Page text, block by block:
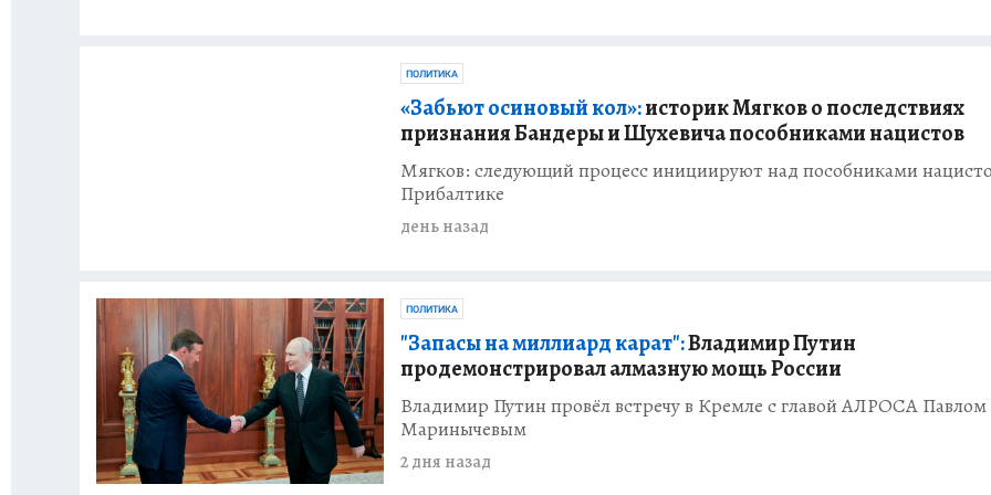
ПОЛИТИКА
«Забьют осиновый кол»:историк Мягков о последствиях
признания Бандеры и Шухевича пособниками нацистов
Мягков: следующий процесс инициируют над пособниками
Прибалтике
день назад
ПОЛИТИКА
"Запасы на миллиард карат":Владимир Путин
продемонстрировал алмазную мощь России
Владимир Путин провёл встречу в Кремле с главой АЛРОСА Павлом
Маринычевым
2 дня назад